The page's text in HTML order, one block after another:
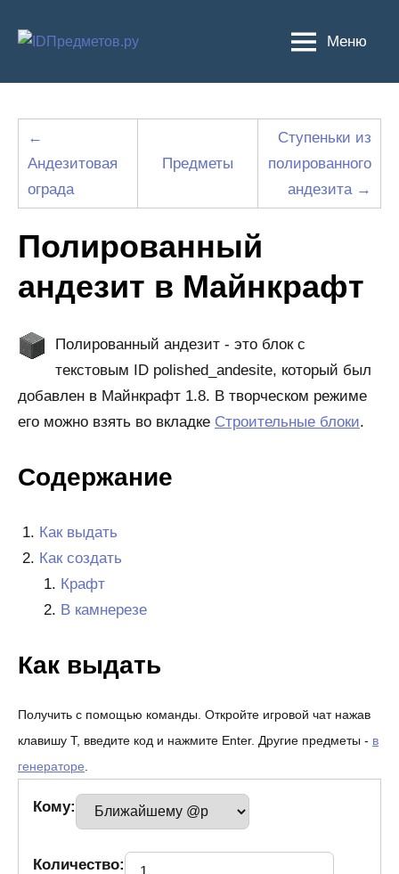
Меню
←
Андезитовая
ограда
Предметы
Ступеньки из
полированного
андезита →
Полированный
андезит в Майнкрафт
Полированный андезит - это блок с
текстовым ID polished_andesite, который был
добавлен в Майнкрафт 1.8. В творческом режиме
его можно взять во вкладке Строительные блоки.
Содержание
Как выдать
Как создать
Крафт
В камнерезе
Как выдать
Получить с помощью команды. Откройте игровой чат нажав
клавишу T, введите код и нажмите Enter. Другие предметы - в
генераторе.
Кому:
Количество: